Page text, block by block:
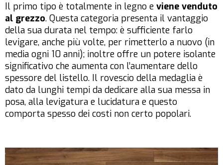
Il primo tipo è totalmente in legno e viene venduto
al grezzo. Questa categoria presenta il vantaggio
della sua durata nel tempo: è sufficiente farlo
levigare, anche più volte, per rimetterlo a nuovo (in
media ogni 10 anni); inoltre offre un potere isolante
significativo che aumenta con l’aumentare dello
spessore del listello. Il rovescio della medaglia è
dato da lunghi tempi da dedicare alla sua messa in
posa, alla levigatura e lucidatura e questo
comporta spesso dei costi non certo popolari.